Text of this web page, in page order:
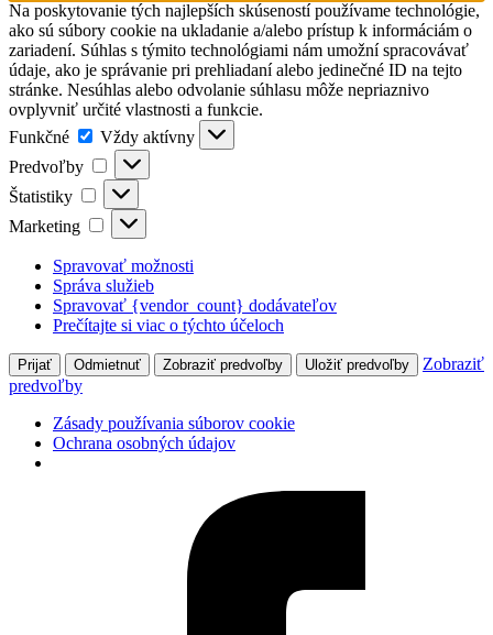
Na poskytovanie tých najlepších skúseností používame technológie,
ako sú súbory cookie na ukladanie a/alebo prístup k informáciám o
zariadení. Súhlas s týmito technológiami nám umožní spracovávať
údaje, ako je správanie pri prehliadaní alebo jedinečné ID na tejto
stránke. Nesúhlas alebo odvolanie súhlasu môže nepriaznivo
ovplyvniť určité vlastnosti a funkcie.
Funkčné
Funkčné
Vždy aktívny
Predvoľby
Predvoľby
Štatistiky Štatistiky
Marketing Marketing
Spravovať možnosti
Správa služieb
Spravovať {vendor_count} dodávateľov
Prečítajte si viac o týchto účeloch
Prijať Odmietnuť Zobraziť predvoľby Uložiť predvoľby
Zobraziť
predvoľby
Zásady používania súborov cookie
Ochrana osobných údajov